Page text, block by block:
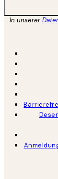
In unserer